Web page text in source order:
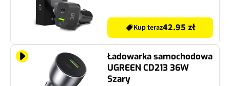
Kup teraz42.95 zł
Ładowarka samochodowa
UGREEN CD213 36W
Szary